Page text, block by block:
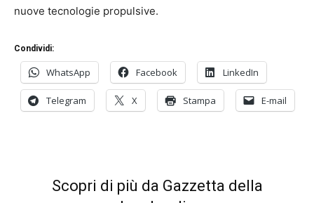
nuove tecnologie propulsive.
Condividi:
WhatsApp Facebook LinkedIn
Telegram X Stampa E-mail
Scopri di più da Gazzetta della